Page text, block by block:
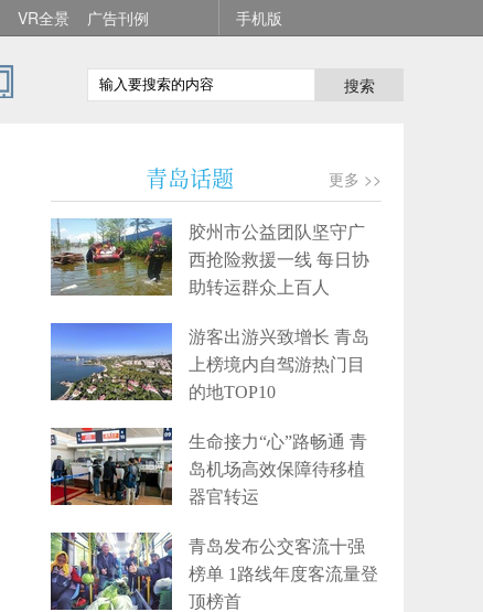
VR全景 广告刊例 手机版
搜索
青岛话题 更多 >>
胶州市公益团队坚守广
西抢险救援一线 每日协
助转运群众上百人
游客出游兴致增长 青岛
上榜境内自驾游热门目
的地TOP10
生命接力“心”路畅通 青
岛机场高效保障待移植
器官转运
青岛发布公交客流十强
榜单 1路线年度客流量登
顶榜首